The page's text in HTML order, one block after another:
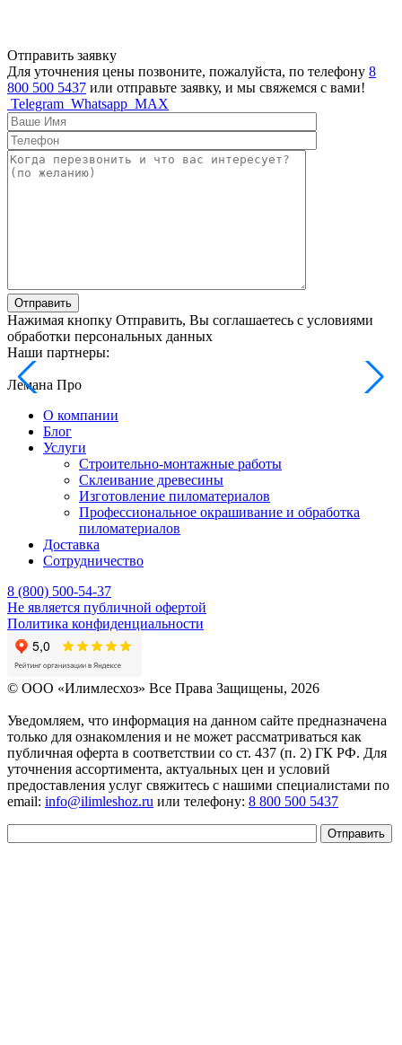
Отправить заявку
Для уточнения цены позвоните, пожалуйста, по телефону 8
800 500 5437 или отправьте заявку, и мы свяжемся с вами!
Telegram Whatsapp MAX
Отправить
Нажимая кнопку Отправить, Вы соглашаетесь с условиями
обработки персональных данных
Наши партнеры:
Лемана Про
О компании
Блог
Услуги
Строительно-монтажные работы
Склеивание древесины
Изготовление пиломатериалов
Профессиональное окрашивание и обработка
пиломатериалов
Доставка
Сотрудничество
8 (800) 500-54-37
Не является публичной офертой
Политика конфиденциальности
© OOO «Илимлесхоз» Все Права Защищены, 2026
Уведомляем, что информация на данном сайте предназначена
только для ознакомления и не может рассматриваться как
публичная оферта в соответствии со ст. 437 (п. 2) ГК РФ. Для
уточнения ассортимента, актуальных цен и условий
предоставления услуг свяжитесь с нашими специалистами по
email: info@ilimleshoz.ru или телефону: 8 800 500 5437